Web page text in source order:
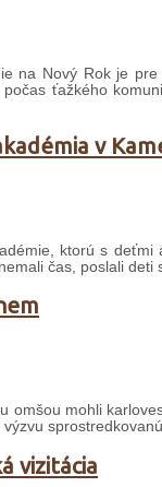
na Nový Rok je
ťažkého
v
ktorú s
čas, poslali deti
omšou mohli
vizitácia